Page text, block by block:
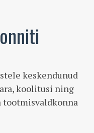
keskendunud
koolitusi ning
tootmisvaldkonna